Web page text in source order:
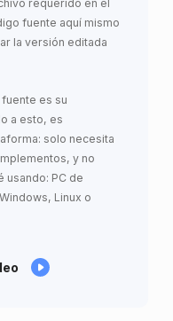
requerido en el
fuente aquí mismo
la versión editada
es su
a esto, es
solo necesita
y no
usando: PC de
Linux o